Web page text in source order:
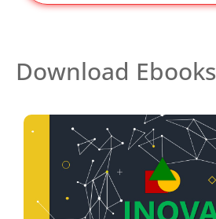
Download Ebooks